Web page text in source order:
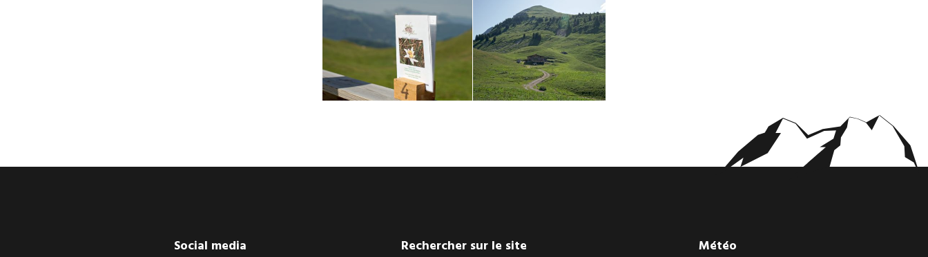
Social media Rechercher sur le site Météo